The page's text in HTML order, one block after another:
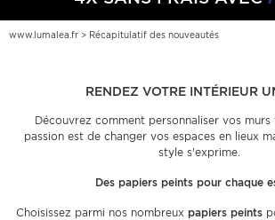
www.lumalea.fr > Récapitulatif des nouveautés
RENDEZ VOTRE INTÉRIEUR
Découvrez comment personnaliser vos
passion est de changer vos espaces en lieux
style s'exprime.
Des papiers peints pour chaque
Choisissez parmi nos nombreux papiers peints